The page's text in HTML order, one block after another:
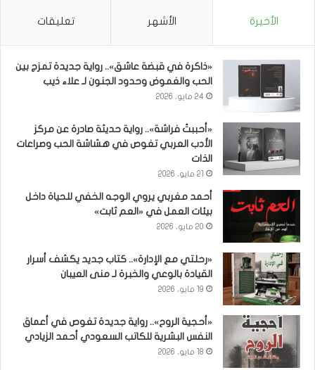
الأخيرة الأشهر تعليقات
«ذاكرة في قبضة عاشق».. رواية جديدة تمزج بين
الحب والغموض وحدود الجنون لـ علاء ذيب
24 مايو، 2026
«أحببتُ فراشة».. رواية حديثة صادرة عن مركز
الأدب العربي تغوص في هشاشة الحب وصراعات
الذات
21 مايو، 2026
أحمد مغربي يروي الوجه الخفي للحياة داخل
بيئات العمل في «العم ثابت»
20 مايو، 2026
«رحلتي مع الإدارة».. كتاب جديد يكشف أسرار
القيادة بالوعي والخبرة لـ منى العيبان
19 مايو، 2026
«أحجية الروح».. رواية جديدة تغوص في أعماق
النفس البشرية للكاتب السعودي أحمد الزيادي
18 مايو، 2026